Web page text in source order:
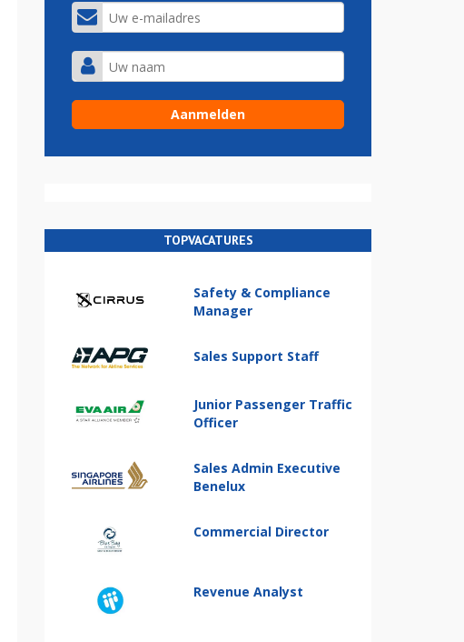
TOPVACATURES
Safety & Compliance
Manager
Sales Support Staff
Junior Passenger Traffic
Officer
Sales Admin Executive
Benelux
Commercial Director
Revenue Analyst